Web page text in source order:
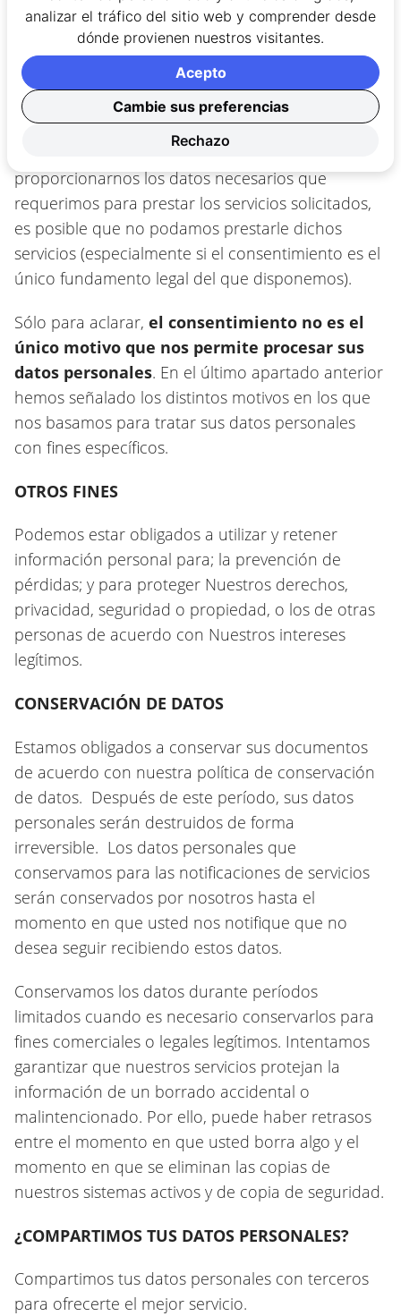
que estaríamos legalmente autorizados (o incluso
obligados) a tratar sus Datos Personales sin
necesidad de su consentimiento y, de ser así, se lo
notificaremos.
Cuando le pidamos dichos Datos Personales,
siempre podrá negarse, sin embargo, si se niega a
proporcionarnos los datos necesarios que
requerimos para prestar los servicios solicitados,
es posible que no podamos prestarle dichos
servicios (especialmente si el consentimiento es el
único fundamento legal del que disponemos).
Sólo para aclarar, el consentimiento no es el
único motivo que nos permite procesar sus
datos personales. En el último apartado anterior
hemos señalado los distintos motivos en los que
nos basamos para tratar sus datos personales
con fines específicos.
OTROS FINES
Podemos estar obligados a utilizar y retener
información personal para; la prevención de
pérdidas; y para proteger Nuestros derechos,
privacidad, seguridad o propiedad, o los de otras
personas de acuerdo con Nuestros intereses
legítimos.
CONSERVACIÓN DE DATOS
Estamos obligados a conservar sus documentos
de acuerdo con nuestra política de conservación
de datos. Después de este período, sus datos
personales serán destruidos de forma
irreversible. Los datos personales que
conservamos para las notificaciones de servicios
serán conservados por nosotros hasta el
momento en que usted nos notifique que no
desea seguir recibiendo estos datos.
Conservamos los datos durante períodos
limitados cuando es necesario conservarlos para
fines comerciales o legales legítimos. Intentamos
garantizar que nuestros servicios protejan la
información de un borrado accidental o
malintencionado. Por ello, puede haber retrasos
entre el momento en que usted borra algo y el
momento en que se eliminan las copias de
nuestros sistemas activos y de copia de seguridad.
¿COMPARTIMOS TUS DATOS PERSONALES?
Compartimos tus datos personales con terceros
para ofrecerte el mejor servicio.
analizar el tráfico del sitio web y comprender desde
dónde provienen nuestros visitantes.
Cambie sus preferencias
Rechazo
Acepto